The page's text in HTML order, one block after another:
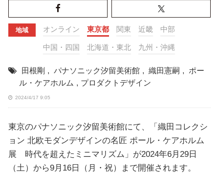
地域 オンライン 東京都 関東 近畿 中部
中国・四国 北海道・東北 九州・沖縄
田根剛 , パナソニック汐留美術館 , 織田憲嗣 ,
ポー
ル・ケアホルム , プロダクトデザイン
2024/4/17 9:05
東京のパナソニック汐留美術館にて、「織田コレクシ
ョン 北欧モダンデザインの名匠 ポール・ケアホルム
展 時代を超えたミニマリズム」が2024年6月29日
（土）から9月16日（月・祝）まで開催されます。